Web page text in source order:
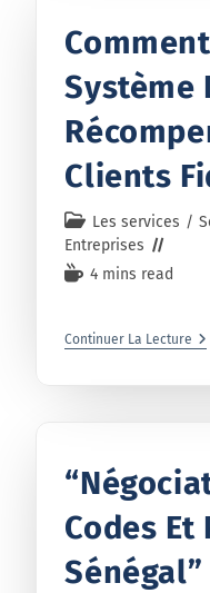
Système
Clients
Les services /
Entreprises
4 mins read
Continuer La Lecture
Codes Et
Sénégal”